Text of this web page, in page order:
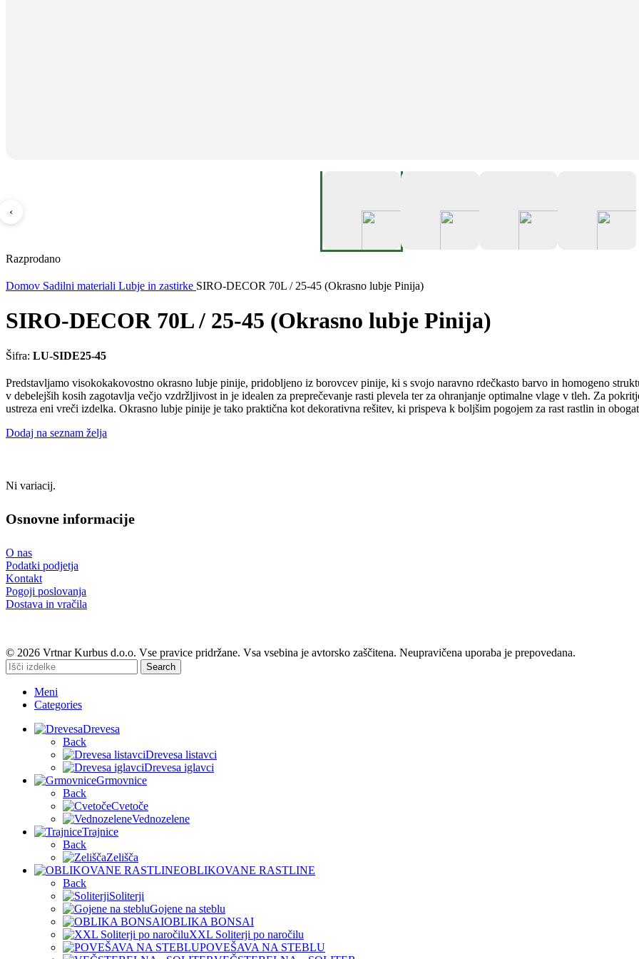
‹
Razprodano
Domov Sadilni materiali Lubje in zastirke SIRO-DECOR 70L / 25-45 (Okrasno lubje Pinija)
SIRO-DECOR 70L / 25-45 (Okrasno lubje Pinija)
Šifra: LU-SIDE25-45
Predstavljamo visokokakovostno okrasno lubje pinije, pridobljeno iz borovcev pinije, ki s svojo naravno rdečkasto barvo in homogeno
v debelejših kosih zagotavlja večjo vzdržljivost in je idealen za preprečevanje rasti plevela ter za ohranjanje optimalne vlage v tleh. Za
ustreza eni vreči izdelka. Okrasno lubje pinije je tako praktična kot dekorativna rešitev, ki prispeva k boljšim pogojem za rast rastlin in
Dodaj na seznam želja
Ni variacij.
Osnovne informacije
O nas
Podatki podjetja
Kontakt
Pogoji poslovanja
Dostava in vračila
© 2026 Vrtnar Kurbus d.o.o. Vse pravice pridržane. Vsa vsebina je avtorsko zaščitena. Neupravičena uporaba je prepovedana.
Search
Meni
Categories
Drevesa
Back
Drevesa listavci
Drevesa iglavci
Grmovnice
Back
Cvetoče
Vednozelene
Trajnice
Back
Zelišča
OBLIKOVANE RASTLINE
Back
Soliterji
Gojene na steblu
OBLIKA BONSAI
XXL Soliterji po naročilu
POVEŠAVA NA STEBLU